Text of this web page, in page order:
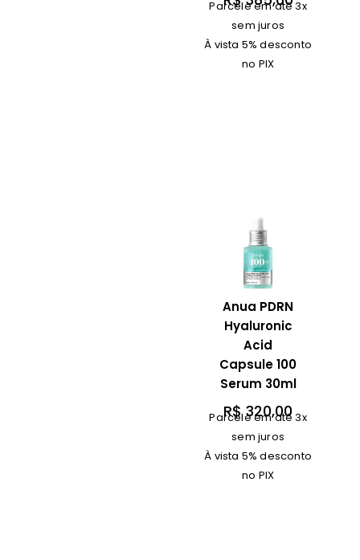
Parcele em até 3x
sem juros
À vista 5% desconto
no PIX
Anua PDRN
Hyaluronic
Acid
Capsule 100
Serum 30ml
R$320,00
Parcele em até 3x
sem juros
À vista 5% desconto
no PIX